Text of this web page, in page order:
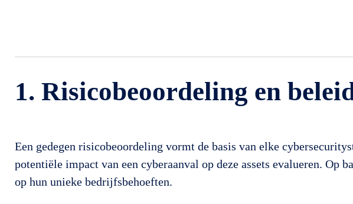
1. Risicobeoordeling en
Een gedegen risicobeoordeling vormt de basis van elke
potentiële impact van een cyberaanval op deze assets evalueren.
op hun unieke bedrijfsbehoeften.